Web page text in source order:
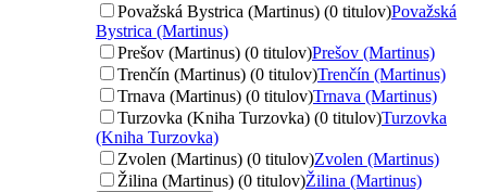
Považská Bystrica (Martinus) (0 titulov)Považská
Bystrica (Martinus)
Prešov (Martinus) (0 titulov)Prešov (Martinus)
Trenčín (Martinus) (0 titulov)Trenčín (Martinus)
Trnava (Martinus) (0 titulov)Trnava (Martinus)
Turzovka (Kniha Turzovka) (0 titulov)Turzovka
(Kniha Turzovka)
Zvolen (Martinus) (0 titulov)Zvolen (Martinus)
Žilina (Martinus) (0 titulov)Žilina (Martinus)